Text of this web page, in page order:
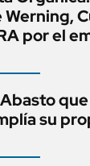
por el
su